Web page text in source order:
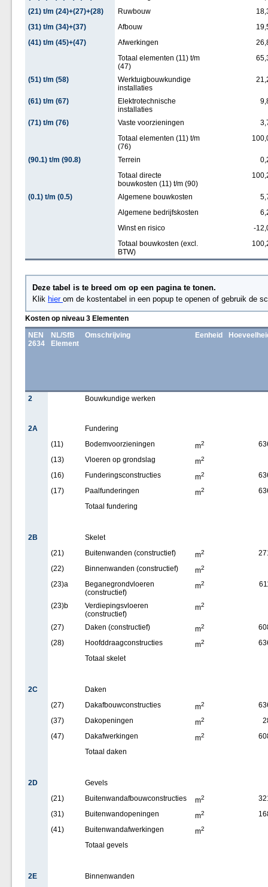
(21) t/m (24)+(27)+(28)
Ruwbouw
(31) t/m (34)+(37)
Afbouw
(41) t/m (45)+(47)
Afwerkingen
Totaal elementen (11) t/m
(47)
(51) t/m (58)
Werktuigbouwkundige
installaties
(61) t/m (67)
Elektrotechnische
installaties
(71) t/m (76) Vaste voorzieningen
Totaal elementen (11) t/m
(76)
(90.1) t/m (90.8) Terrein
Totaal directe
bouwkosten (11) t/m (90)
(0.1) t/m (0.5) Algemene bouwkosten
Algemene bedrijfskosten
Winst en risico
-
Totaal bouwkosten (excl.
BTW)
Deze tabel is te breed om op een pagina te tonen.
Klik hier om de kostentabel in een popup te openen of gebruik de
Kosten op niveau 3 Elementen
NEN
2634
NL/SfB
Element
Omschrijving Eenheid
2 Bouwkundige werken
2A
Fundering
(11)
Bodemvoorzieningen m2
(13)
Vloeren op grondslag m2
(16) Funderingsconstructies m2
(17)
Paalfunderingen m2
Totaal fundering
2B
Skelet
(21)
Buitenwanden (constructief) m2
(22)
Binnenwanden (constructief) m2
(23)a
Beganegrondvloeren
(constructief)
m2
(23)b
Verdiepingsvloeren
(constructief)
m2
(27) Daken (constructief) m2
(28)
Hoofddraagconstructies m2
Totaal skelet
2C
Daken
(27)
Dakafbouwconstructies m2
(37)
Dakopeningen m2
(47)
Dakafwerkingen m2
Totaal daken
2D
Gevels
(21)
Buitenwandafbouwconstructies m2
(31)
Buitenwandopeningen m2
(41)
Buitenwandafwerkingen m2
Totaal gevels
2E
Binnenwanden